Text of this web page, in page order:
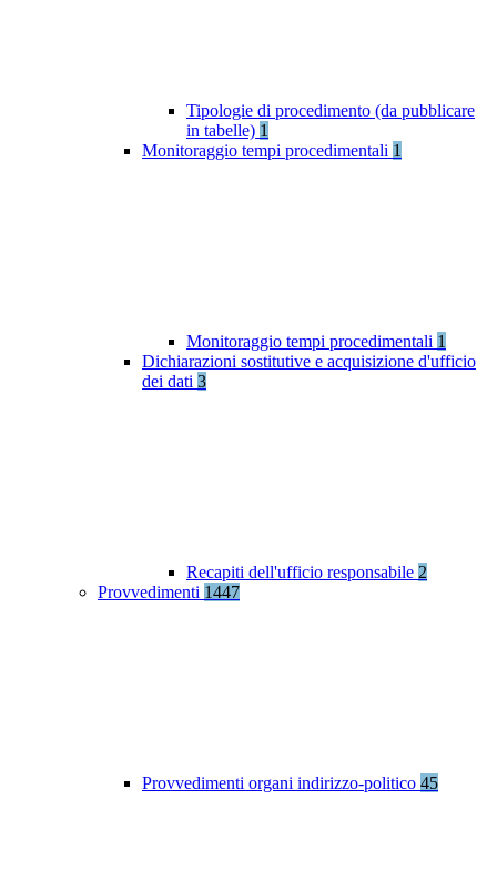
Tipologie di procedimento (da pubblicare
in tabelle) 1
Monitoraggio tempi procedimentali 1
Monitoraggio tempi procedimentali 1
Dichiarazioni sostitutive e acquisizione d'ufficio
dei dati 3
Recapiti dell'ufficio responsabile 2
Provvedimenti 1447
Provvedimenti organi indirizzo-politico 45